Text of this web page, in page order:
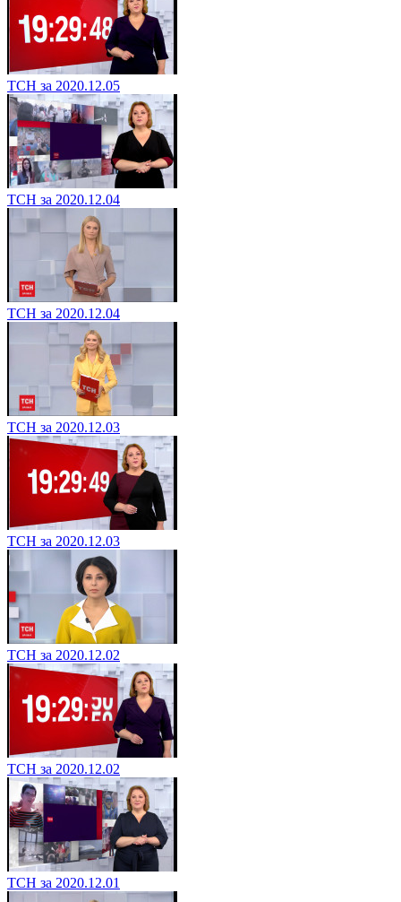
ТСН за 2020.12.05
ТСН за 2020.12.04
ТСН за 2020.12.04
ТСН за 2020.12.03
ТСН за 2020.12.03
ТСН за 2020.12.02
ТСН за 2020.12.02
ТСН за 2020.12.01